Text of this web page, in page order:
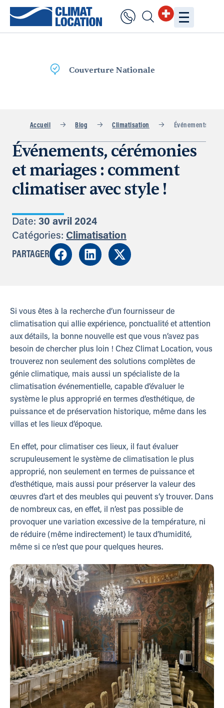
Livraisonrapide
Accueil Blog Climatisation Événements,
Événements, cérémonies
et mariages : comment
climatiser avec style !
Date: 30 avril 2024
Catégories: Climatisation
PARTAGER
Si vous êtes à la recherche d’un fournisseur de
climatisation qui allie expérience, ponctualité et attention
aux détails, la bonne nouvelle est que vous n’avez pas
besoin de chercher plus loin ! Chez Climat Location, vous
trouverez non seulement des solutions complètes de
génie climatique, mais aussi un spécialiste de la
climatisation événementielle, capable d’évaluer le
système le plus approprié en termes d’esthétique, de
puissance et de préservation historique, même dans les
villas et les lieux d’époque.
En effet, pour climatiser ces lieux, il faut évaluer
scrupuleusement le système de climatisation le plus
approprié, non seulement en termes de puissance et
d’esthétique, mais aussi pour préserver la valeur des
œuvres d’art et des meubles qui peuvent s’y trouver. Dans
de nombreux cas, en effet, il n’est pas possible de
provoquer une variation excessive de la température, ni
de réduire (même indirectement) le taux d’humidité,
même si ce n’est que pour quelques heures.